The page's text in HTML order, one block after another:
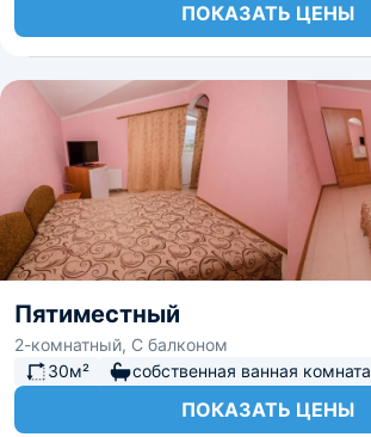
ПОКАЗАТЬ ЦЕНЫ
Пятиместный
2-комнатный, С балконом
30м²
собственная ванная комната
ПОКАЗАТЬ ЦЕНЫ